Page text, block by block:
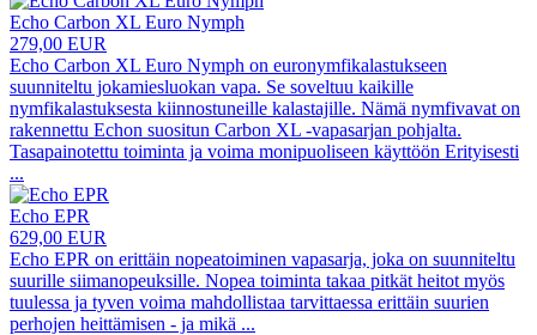
Echo Carbon XL Euro Nymph
279,00 EUR
Echo Carbon XL Euro Nymph on euronymfikalastukseen
suunniteltu jokamiesluokan vapa. Se soveltuu kaikille
nymfikalastuksesta kiinnostuneille kalastajille. Nämä nymfivavat on
rakennettu Echon suositun Carbon XL -vapasarjan pohjalta.
Tasapainotettu toiminta ja voima monipuoliseen käyttöön Erityisesti
...
Echo EPR
629,00 EUR
Echo EPR on erittäin nopeatoiminen vapasarja, joka on suunniteltu
suurille siimanopeuksille. Nopea toiminta takaa pitkät heitot myös
tuulessa ja tyven voima mahdollistaa tarvittaessa erittäin suurien
perhojen heittämisen - ja mikä ...